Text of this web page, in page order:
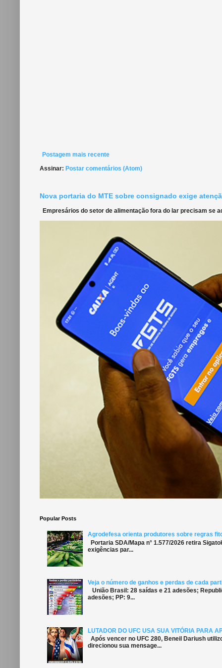
Postagem mais recente
Assinar: Postar comentários (Atom)
Nova portaria do MTE sobre consignado exige
Empresários do setor de alimentação fora do lar precisam se
Popular Posts
Agrodefesa orienta produtores sobre regras
Portaria SDA/Mapa n° 1.577/2026 retira
exigências par...
Veja o número de ganhos e perdas de cada
União Brasil: 28 saídas e 21 adesões;
adesões; PP: 9...
LUTADOR DO UFC USA SUA VITÓRIA PARA
Após vencer no UFC 280, Beneil Dariush
direcionou sua mensage...